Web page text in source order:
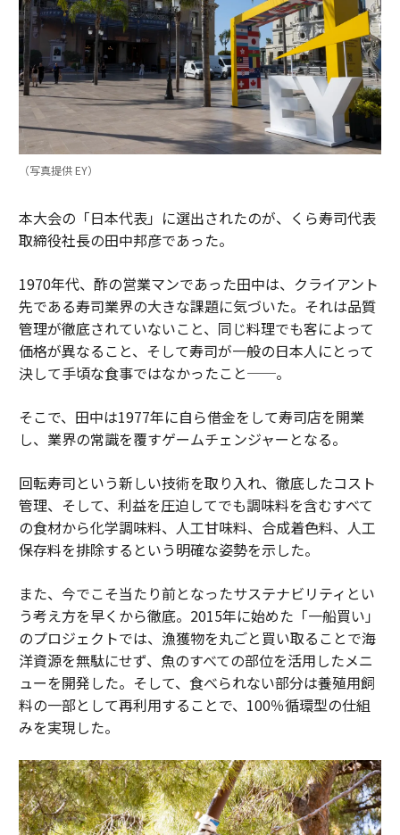
（写真提供 EY）
本大会の「日本代表」に選出されたのが、くら寿司代表
取締役社長の田中邦彦であった。
1970年代、酢の営業マンであった田中は、クライアント
先である寿司業界の大きな課題に気づいた。それは品質
管理が徹底されていないこと、同じ料理でも客によって
価格が異なること、そして寿司が一般の日本人にとって
決して手頃な食事ではなかったこと──。
そこで、田中は1977年に自ら借金をして寿司店を開業
し、業界の常識を覆すゲームチェンジャーとなる。
回転寿司という新しい技術を取り入れ、徹底したコスト
管理、そして、利益を圧迫してでも調味料を含むすべて
の食材から化学調味料、人工甘味料、合成着色料、人工
保存料を排除するという明確な姿勢を示した。
また、今でこそ当たり前となったサステナビリティとい
う考え方を早くから徹底。2015年に始めた「一船買い」
のプロジェクトでは、漁獲物を丸ごと買い取ることで海
洋資源を無駄にせず、魚のすべての部位を活用したメニ
ューを開発した。そして、食べられない部分は養殖用飼
料の一部として再利用することで、100％循環型の仕組
みを実現した。